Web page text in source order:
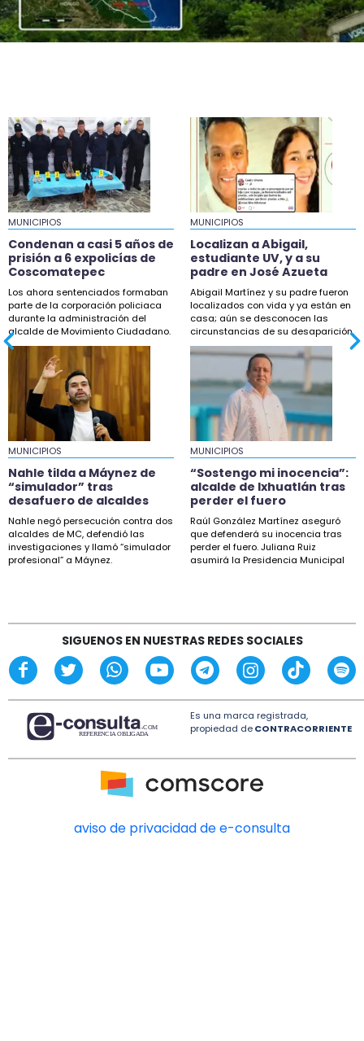
Úrsulo Galván
19:58
En Chocamán tiran barda y toman Palacio
molestos por obra
19:13
Localizan a Abigail, estudiante UV, y a su padre
en José Azueta
18:42
Buscan a Scarlet, menor desaparecida en
Coatzintla
18:33
Maestros de la UPAV bloquean Sefiplan por
adeudos salariales
18:32
Nahle tilda a Máynez de “simulador” tras
desafuero de alcaldes
18:04
Taxistas de Xalapa protestarán en fiscalía por
desaparición de Joel
16:50
Sheinbaum descarta proyecto de fracking en
norte de Veracruz
15:27
“Sostengo mi inocencia”: alcalde de Ixhuatlán
tras perder el fuero
MUNICIPIOS
Condenan a casi 5 años de
prisión a 6 expolicías de
Coscomatepec
Los ahora sentenciados formaban
parte de la corporación policiaca
durante la administración del
alcalde de Movimiento Ciudadano.
MUNICIPIOS
Localizan a Abigail,
estudiante UV, y a su
padre en José Azueta
Abigail Martínez y su padre fueron
localizados con vida y ya están en
casa; aún se desconocen las
circunstancias de su desaparición.
MUNICIPIOS
Nahle tilda a Máynez de
“simulador” tras
desafuero de alcaldes
Nahle negó persecución contra dos
alcaldes de MC, defendió las
investigaciones y llamó “simulador
profesional” a Máynez.
MUNICIPIOS
“Sostengo mi inocencia”:
alcalde de Ixhuatlán tras
perder el fuero
Raúl González Martínez aseguró
que defenderá su inocencia tras
perder el fuero. Juliana Ruiz
asumirá la Presidencia Municipal
SIGUENOS EN NUESTRAS REDES SOCIALES
Es una marca registrada,
propiedad deCONTRACORRIENTE
aviso de privacidad de e-consulta